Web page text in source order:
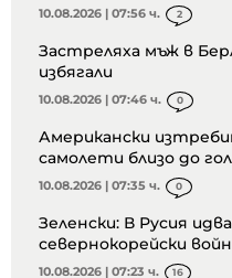
10.08.2026 | 07:56 ч. 2
Застреляха мъж в
избягали
10.08.2026 | 07:46 ч. 0
Американски
самолети близо до
10.08.2026 | 07:35 ч. 0
Зеленски: В Русия
севернокорейски
10.08.2026 | 07:23 ч. 16